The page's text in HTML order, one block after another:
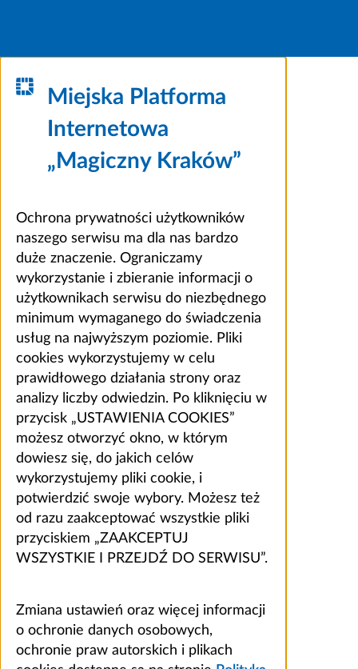
Miejska Platforma
Internetowa
„Magiczny Kraków”
Ochrona prywatności użytkowników
naszego serwisu ma dla nas bardzo
duże znaczenie. Ograniczamy
wykorzystanie i zbieranie informacji o
użytkownikach serwisu do niezbędnego
minimum wymaganego do świadczenia
usług na najwyższym poziomie. Pliki
cookies wykorzystujemy w celu
prawidłowego działania strony oraz
analizy liczby odwiedzin. Po kliknięciu w
przycisk „USTAWIENIA COOKIES”
możesz otworzyć okno, w którym
dowiesz się, do jakich celów
wykorzystujemy pliki cookie, i
potwierdzić swoje wybory. Możesz też
od razu zaakceptować wszystkie pliki
przyciskiem „ZAAKCEPTUJ
WSZYSTKIE I PRZEJDŹ DO SERWISU”.
Zmiana ustawień oraz więcej informacji
o ochronie danych osobowych,
ochronie praw autorskich i plikach